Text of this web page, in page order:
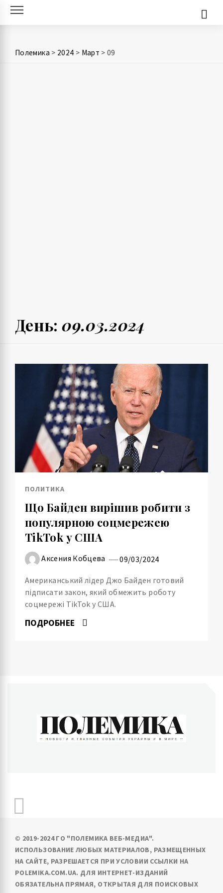
Skip
Полемика > 2024 > Март >09
День:09.03.2024
ПОЛИТИКА
Що Байден вирішив робити з
популярною соцмережею
TikTok у США
Аксения Кобцева 09/03/2024
Американський лідер Джо Байден готовий
підписати закон, який обмежить роботу
соцмережі TikTok у США.
ПОДРОБНЕЕ
© 2019-2024 ГО "ПОЛЕМИКА ВЕБ-МЕДИА".
ИСПОЛЬЗОВАНИЕ ЛЮБЫХ МАТЕРИАЛОВ, РАЗМЕЩЕННЫХ
НА САЙТЕ, РАЗРЕШАЕТСЯ ПРИ УСЛОВИИ ССЫЛКИ НА
POLEMIKA.COM.UA. ДЛЯ ИНТЕРНЕТ-ИЗДАНИЙ
ОБЯЗАТЕЛЬНА ПРЯМАЯ, ОТКРЫТАЯ ДЛЯ ПОИСКОВЫХ